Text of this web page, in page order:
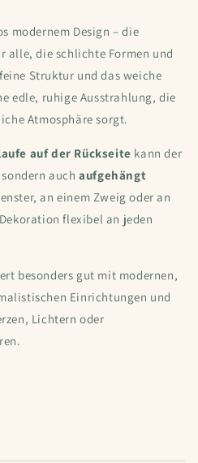
modernem Design – die
alle, die schlichte Formen und
Struktur und das weiche
edle, ruhige Ausstrahlung, die
Atmosphäre sorgt.
auf der Rückseite kann der
auchaufgehängt
an einem Zweig oder an
flexibel an jeden
besonders gut mit modernen,
Einrichtungen und
Lichtern oder